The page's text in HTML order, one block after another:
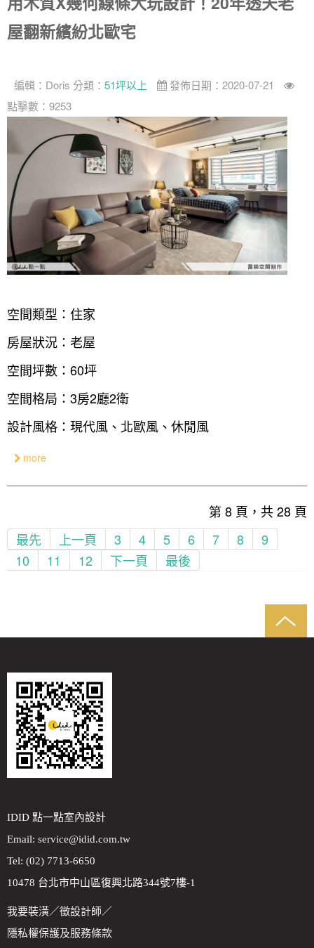
屋翻新繽紛北歐宅
編輯： Doris 分類： 51坪以上
發佈日期：2020-07-21
點擊數：9253
空間類型：住家
房屋狀況：老屋
空間坪數：60坪
空間格局：3房2廳2衛
設計風格：現代風、北歐風、休閒風
more
第 8 頁，共 28 頁
最先
上一頁 3 4 5 6 7 8
9
10
11 12 下一頁 最後
IDID 點一點室內設計
Email: service@idid.com.tw
Tel: (02) 7713-6650
10478 台北市中山區復興北路344號7樓-1
我要裝潢／徵設計師／
隱私權保護及服務條款